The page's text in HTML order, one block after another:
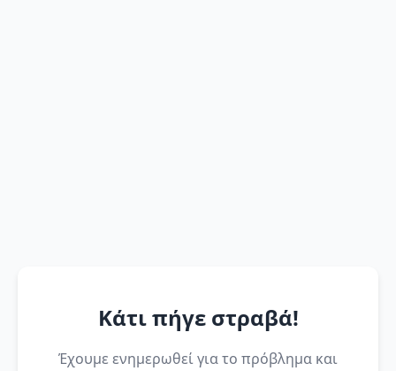
Κάτι πήγε στραβά!
Έχουμε ενημερωθεί για το πρόβλημα και